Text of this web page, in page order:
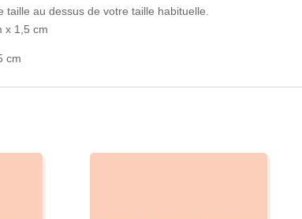
taille au dessus de votre taille habituelle.
x 1,5 cm
cm